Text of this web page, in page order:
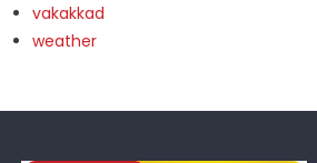
vakakkad
weather